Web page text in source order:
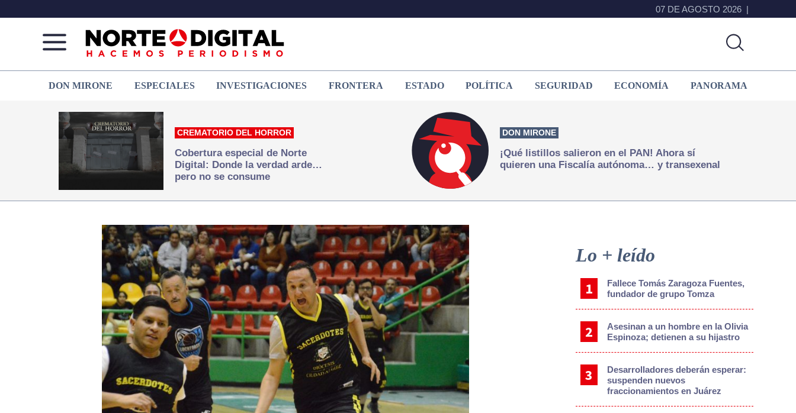
07 DE AGOSTO 2026
de
Juárez
que
hacemos periodismo
DON MIRONE ESPECIALES INVESTIGACIONES FRONTERA ESTADO POLÍTICA SEGURIDAD ECONOMÍA PANORAMA
CREMATORIO DEL HORROR
Cobertura especial de Norte
Digital: Donde la verdad arde…
pero no se consume
DON MIRONE
¡Qué listillos salieron en el PAN! Ahora sí
quieren una Fiscalía autónoma… y transexenal
Sidebar
Lo + leído
Fallece Tomás Zaragoza Fuentes,
fundador de grupo Tomza
Asesinan a un hombre en la Olivia
Espinoza; detienen a su hijastro
Desarrolladores deberán esperar:
suspenden nuevos
fraccionamientos en Juárez